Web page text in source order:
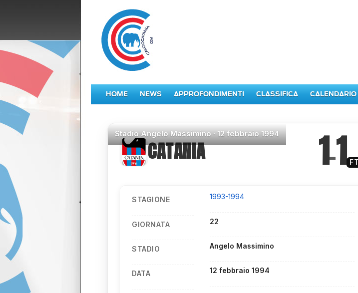
HOME NEWS APPROFONDIMENTI CLASSIFICA CALENDARIO
StadioAngelo Massimino ·12 febbraio 1994
CATANIA 1–1 FT
STAGIONE 1993-1994
GIORNATA 22
STADIO Angelo Massimino
DATA 12 febbraio 1994